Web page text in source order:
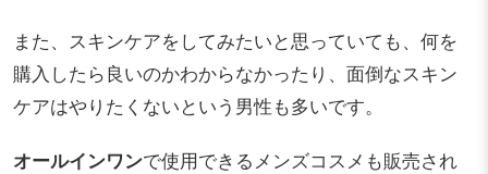
また、スキンケアをしてみたいと思っていても、何を
購入したら良いのかわからなかったり、面倒なスキン
ケアはやりたくないという男性も多いです。
オールインワンで使用できるメンズコスメも販売され